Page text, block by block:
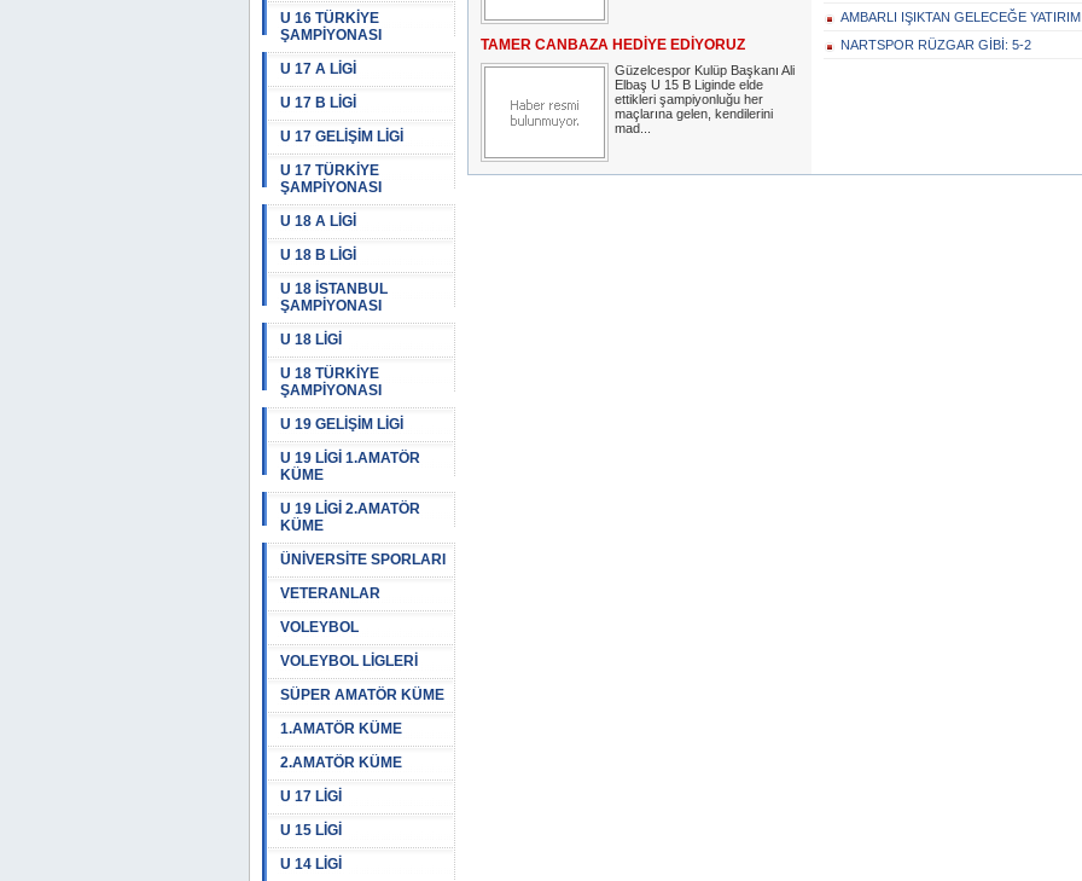
U 16 TÜRKİYE
ŞAMPİYONASI
U 17 A LİGİ
U 17 B LİGİ
U 17 GELİŞİM LİGİ
U 17 TÜRKİYE
ŞAMPİYONASI
U 18 A LİGİ
U 18 B LİGİ
U 18 İSTANBUL
ŞAMPİYONASI
U 18 LİGİ
U 18 TÜRKİYE
ŞAMPİYONASI
U 19 GELİŞİM LİGİ
U 19 LİGİ 1.AMATÖR
KÜME
U 19 LİGİ 2.AMATÖR
KÜME
ÜNİVERSİTE SPORLARI
VETERANLAR
VOLEYBOL
VOLEYBOL LİGLERİ
SÜPER AMATÖR KÜME
1.AMATÖR KÜME
2.AMATÖR KÜME
U 17 LİGİ
U 15 LİGİ
U 14 LİGİ
TAMER CANBAZA HEDİYE EDİYORUZ
Güzelcespor Kulüp Başkanı Ali
Elbaş U 15 B Liginde elde
ettikleri şampiyonluğu her
maçlarına gelen, kendilerini
mad...
AMBARLI IŞIKTAN GELECEĞE YATIRIM
NARTSPOR RÜZGAR GİBİ: 5-2